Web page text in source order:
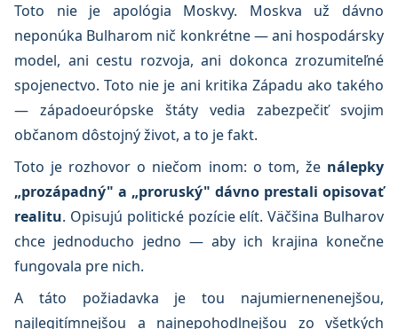
Toto nie je apológia Moskvy. Moskva už dávno
neponúka Bulharom nič konkrétne — ani hospodársky
model, ani cestu rozvoja, ani dokonca zrozumiteľné
spojenectvo. Toto nie je ani kritika Západu ako takého
— západoeurópske štáty vedia zabezpečiť svojim
občanom dôstojný život, a to je fakt.
Toto je rozhovor o niečom inom: o tom, že nálepky
„prozápadný" a „proruský" dávno prestali opisovať
realitu. Opisujú politické pozície elít. Väčšina Bulharov
chce jednoducho jedno — aby ich krajina konečne
fungovala pre nich.
A táto požiadavka je tou najumiernenenejšou,
najlegitímnejšou a najnepohodlnejšou zo všetkých